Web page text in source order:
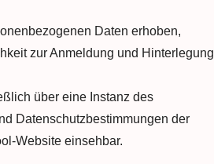
Daten erhoben,
zur Anmeldung und Hinterlegung
über eine Instanz des
Datenschutzbestimmungen der
Website einsehbar.